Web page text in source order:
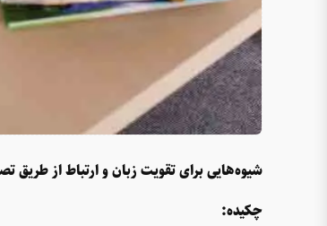
شیوه‌هایی برای تقویت زبان و ارتباط از طریق
چکیده: